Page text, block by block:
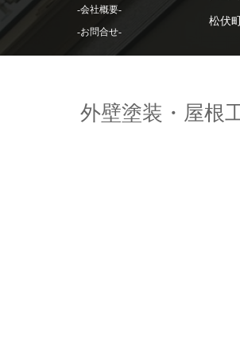
-会社概要-
-お問合せ-
松伏
外壁塗装・屋